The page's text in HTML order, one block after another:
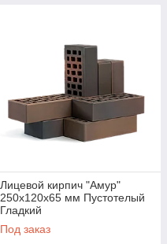
Лицевой кирпич "Амур"
250x120x65 мм Пустотелый
Гладкий
Под заказ